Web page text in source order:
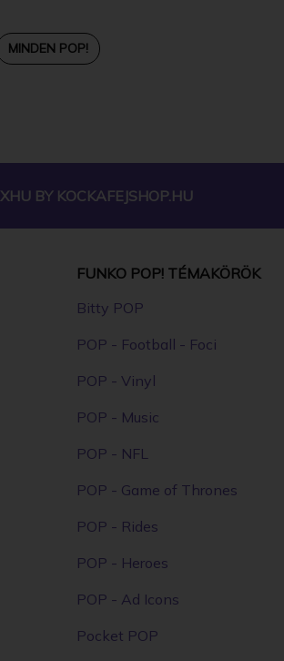
MINDEN POP!
BY KOCKAFEJSHOP.HU
FUNKO POP! TÉMAKÖRÖK
Bitty POP
POP - Football - Foci
POP - Vinyl
POP - Music
POP - NFL
POP - Game of Thrones
POP - Rides
POP - Heroes
POP - Ad Icons
Pocket POP